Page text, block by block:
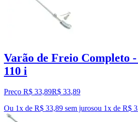
Varão de Freio Completo
110 i
Preço R$ 33,89R$ 33,89
Ou 1x de R$ 33,89 sem jurosou 1x de R$